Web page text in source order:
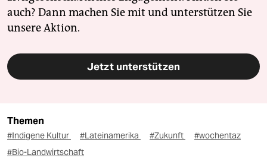
auch? Dann machen Sie mit und unterstützen Sie
unsere Aktion.
Jetzt unterstützen
Themen
#Indigene Kultur #Lateinamerika #Zukunft
#wochentaz
#Bio-Landwirtschaft